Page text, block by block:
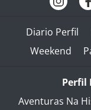
Diario Perfil
Weekend
Perfil
Aventuras Na